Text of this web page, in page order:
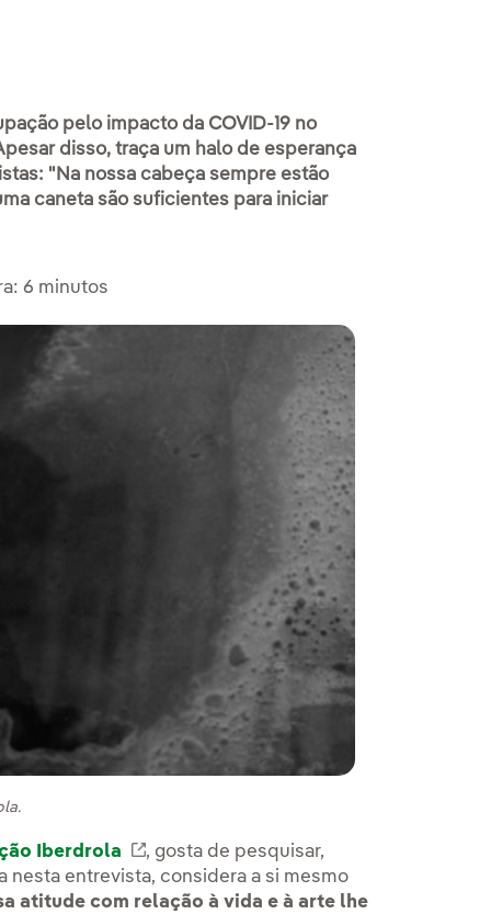
pelo impacto da COVID-19 no
disso, traça um halo de esperança
"Na nossa cabeça sempre estão
caneta são suficientes para iniciar
6 minutos
Iberdrola Link externo, abra em uma nova aba.
, gosta de pesquisar,
entrevista, considera a si mesmo
atitude com relação à vida e à arte lhe